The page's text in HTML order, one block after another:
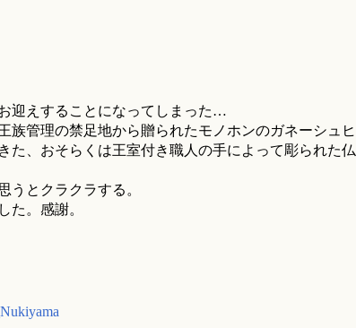
迎えすることになってしまった…
族管理の禁足地から贈られたモノホンのガネーシュヒ
た、おそらくは王室付き職人の手によって彫られた仏
うとクラクラする。
た。感謝。